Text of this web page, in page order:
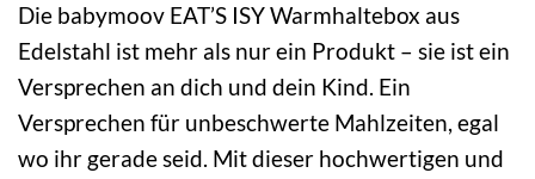
Die babymoov EAT’S ISY Warmhaltebox aus
Edelstahl ist mehr als nur ein Produkt – sie ist ein
Versprechen an dich und dein Kind. Ein
Versprechen für unbeschwerte Mahlzeiten, egal
wo ihr gerade seid. Mit dieser hochwertigen und